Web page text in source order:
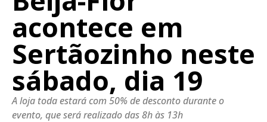
acontece em
Sertãozinho neste
sábado, dia 19
A loja toda estará com 50% de desconto durante o
evento, que será realizado das 8h às 13h